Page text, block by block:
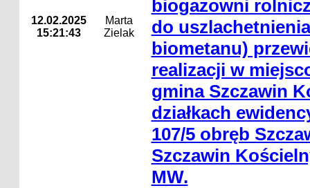
12.02.2025
15:21:43
Marta
Zielak
biogazowni
do
biometanu)
realizacji w
gmina Szczawin
działkach
107/5 obręb
Szczawin
MW.